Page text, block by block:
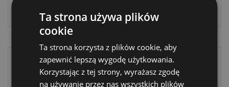
Ta strona używa plików
cookie
Ta strona korzysta z plików cookie, aby
zapewnić lepszą wygodę użytkowania.
Korzystając z tej strony, wyrażasz zgodę
na używanie przez nas wszystkich plików